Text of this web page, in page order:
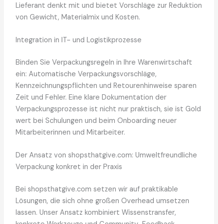
Lieferant denkt mit und bietet Vorschläge zur Reduktion
von Gewicht, Materialmix und Kosten.
Integration in IT- und Logistikprozesse
Binden Sie Verpackungsregeln in Ihre Warenwirtschaft
ein: Automatische Verpackungsvorschläge,
Kennzeichnungspflichten und Retourenhinweise sparen
Zeit und Fehler. Eine klare Dokumentation der
Verpackungsprozesse ist nicht nur praktisch, sie ist Gold
wert bei Schulungen und beim Onboarding neuer
Mitarbeiterinnen und Mitarbeiter.
Der Ansatz von shopsthatgive.com: Umweltfreundliche
Verpackung konkret in der Praxis
Bei shopsthatgive.com setzen wir auf praktikable
Lösungen, die sich ohne großen Overhead umsetzen
lassen. Unser Ansatz kombiniert Wissenstransfer,